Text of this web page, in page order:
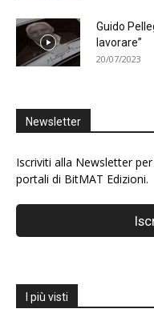
Guido
lavorare”
20/07/2023
Newsletter
Iscriviti alla Newsletter
portali di BitMAT Edizioni.
I più visti